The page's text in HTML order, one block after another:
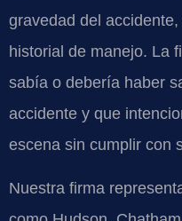
gravedad del
historial de manejo. La
sabía o debería haber
accidente y que
escena sin cumplir con
Nuestra firma